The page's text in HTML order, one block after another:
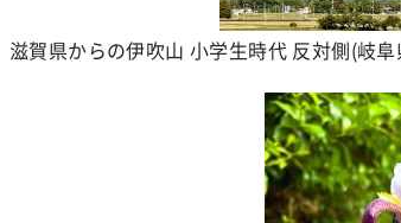
滋賀県からの伊吹山 小学生時代 反対側(岐